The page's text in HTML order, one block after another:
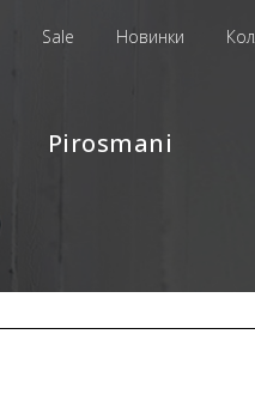
Sale Новинки
Pirosmani